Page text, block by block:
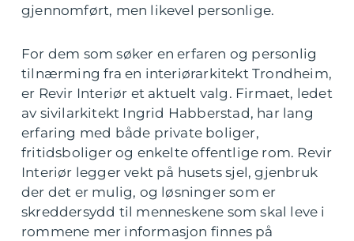
gjennomført, men likevel personlige.
For dem som søker en erfaren og personlig
tilnærming fra en interiørarkitekt Trondheim,
er Revir Interiør et aktuelt valg. Firmaet, ledet
av sivilarkitekt Ingrid Habberstad, har lang
erfaring med både private boliger,
fritidsboliger og enkelte offentlige rom. Revir
Interiør legger vekt på husets sjel, gjenbruk
der det er mulig, og løsninger som er
skreddersydd til menneskene som skal leve i
rommene mer informasjon finnes på